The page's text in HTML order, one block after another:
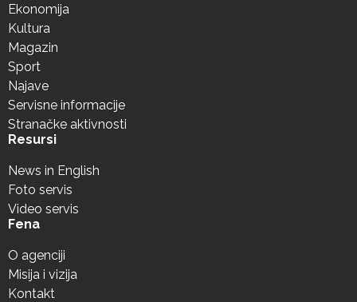
Ekonomija
Kultura
Magazin
Sport
Najave
Servisne informacije
Stranačke aktivnosti
Resursi
News in English
Foto servis
Video servis
Fena
O agenciji
Misija i vizija
Kontakt